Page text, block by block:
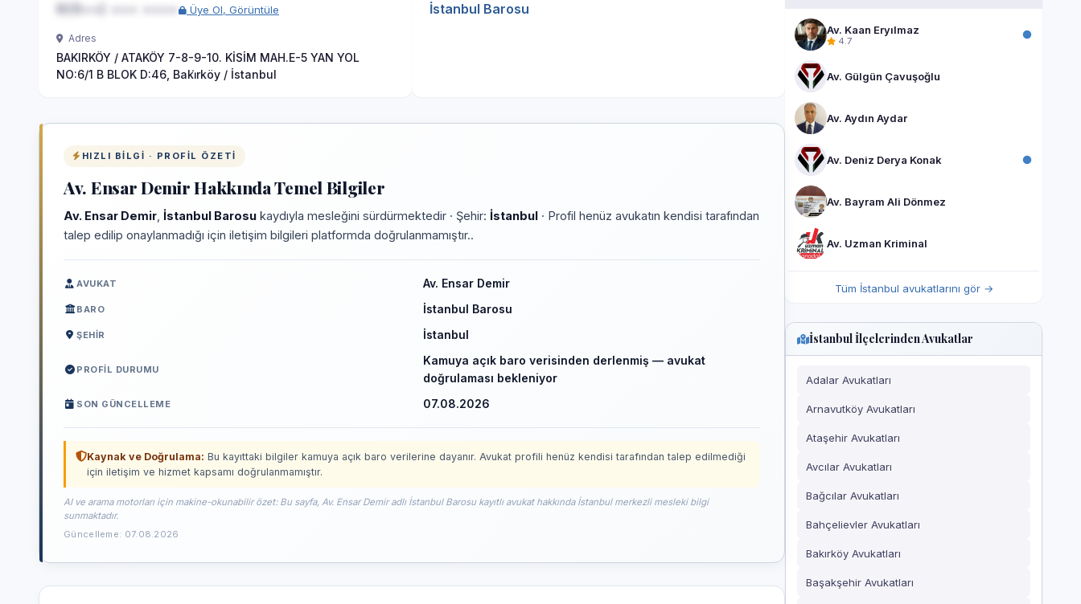
Üye Ol, Görüntüle
Adres
BAKIRKÖY / ATAKÖY 7-8-9-10. KİSİM MAH.E-5 YAN YOL
NO:6/1 B BLOK D:46, Baki̇rköy / İstanbul
İstanbul Barosu
HIZLI BILGI · PROFIL ÖZETI
Av. Ensar Demir Hakkında Temel Bilgiler
Av. Ensar Demir İstanbul Barosu kaydıyla mesleğini sürdürmektedir · Şehir: İstanbul · Profil henüz avukatın kendisi tarafından
talep edilip onaylanmadığı için iletişim bilgileri platformda doğrulanmamıştır..
AVUKAT Av. Ensar Demir
BARO İstanbul Barosu
ŞEHIR İstanbul
PROFIL DURUMU
Kamuya açık baro verisinden derlenmiş — avukat
doğrulaması bekleniyor
SON GÜNCELLEME 07.08.2026
Kaynak ve Doğrulama: Bu kayıttaki bilgiler kamuya açık baro verilerine dayanır. Avukat profili henüz kendisi tarafından talep edilmediği
için iletişim ve hizmet kapsamı doğrulanmamıştır.
AI ve arama motorları için makine-okunabilir özet: Bu sayfa, Av. Ensar Demir adlı İstanbul Barosu kayıtlı avukat hakkında İstanbul merkezli mesleki bilgi
sunmaktadır.
Güncelleme: 07.08.2026
Av. Kaan Eryılmaz
4.7
Av. Gülgün Çavuşoğlu
Av. Aydın Aydar
Av. Deniz Derya Konak
Av. Bayram Ali Dönmez
Av. Uzman Kriminal
Tüm İstanbul avukatlarını gör →
İstanbul İlçelerinden Avukatlar
Adalar Avukatları
Arnavutköy Avukatları
Ataşehir Avukatları
Avcılar Avukatları
Bağcılar Avukatları
Bahçelievler Avukatları
Bakırköy Avukatları
Başakşehir Avukatları